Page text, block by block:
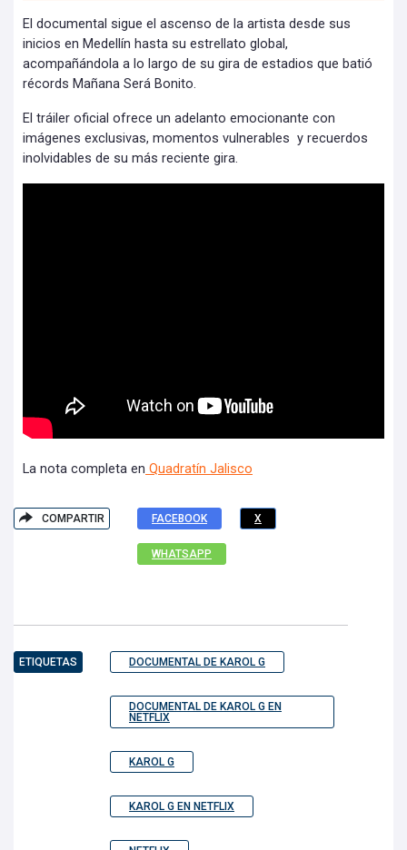
El documental sigue el ascenso de la artista desde sus
inicios en Medellín hasta su estrellato global,
acompañándola a lo largo de su gira de estadios que batió
récords Mañana Será Bonito.
El tráiler oficial ofrece un adelanto emocionante con
imágenes exclusivas, momentos vulnerables y recuerdos
inolvidables de su más reciente gira.
La nota completa en Quadratín Jalisco
COMPARTIR FACEBOOK X
WHATSAPP
ETIQUETAS DOCUMENTAL DE KAROL G
DOCUMENTAL DE KAROL G EN
NETFLIX
KAROL G
KAROL G EN NETFLIX